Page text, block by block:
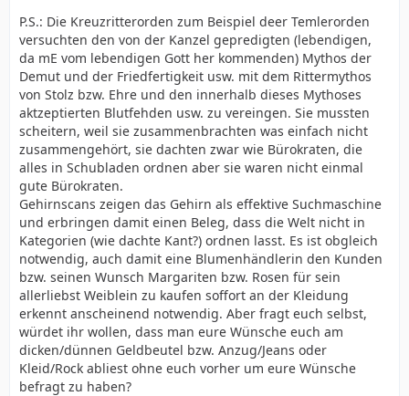
P.S.: Die Kreuzritterorden zum Beispiel deer Temlerorden
versuchten den von der Kanzel gepredigten (lebendigen,
da mE vom lebendigen Gott her kommenden) Mythos der
Demut und der Friedfertigkeit usw. mit dem Rittermythos
von Stolz bzw. Ehre und den innerhalb dieses Mythoses
aktzeptierten Blutfehden usw. zu vereingen. Sie mussten
scheitern, weil sie zusammenbrachten was einfach nicht
zusammengehört, sie dachten zwar wie Bürokraten, die
alles in Schubladen ordnen aber sie waren nicht einmal
gute Bürokraten.
Gehirnscans zeigen das Gehirn als effektive Suchmaschine
und erbringen damit einen Beleg, dass die Welt nicht in
Kategorien (wie dachte Kant?) ordnen lasst. Es ist obgleich
notwendig, auch damit eine Blumenhändlerin den Kunden
bzw. seinen Wunsch Margariten bzw. Rosen für sein
allerliebst Weiblein zu kaufen soffort an der Kleidung
erkennt anscheinend notwendig. Aber fragt euch selbst,
würdet ihr wollen, dass man eure Wünsche euch am
dicken/dünnen Geldbeutel bzw. Anzug/Jeans oder
Kleid/Rock abliest ohne euch vorher um eure Wünsche
befragt zu haben?